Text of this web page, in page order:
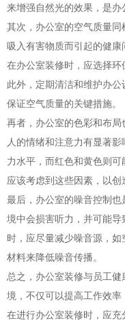
来增强自然光的效果，是办
其次，办公室的空气质量
吸入有害物质而引起的健康
在办公室装修时，应选择环
此外，定期清洁和维护办
保证空气质量的关键措施。
再者，办公室的色彩和布
人的情绪和注意力有显著
力水平，而红色和黄色则
应该考虑到这些因素，以创
最后，办公室的噪音控制
境中会损害听力，并可能
时，应尽量减少噪音源，
材料来降低噪音传播。
总之，办公室装修与员工
境，不仅可以提高工作效
在进行办公室装修时，应